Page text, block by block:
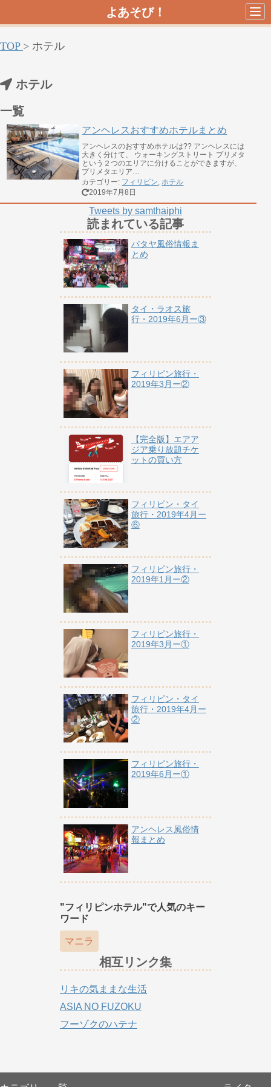
よあそび！
TOP > ホテル
ホテル
一覧
アンヘレスおすすめホテルまとめ
アンヘレスのおすすめホテルは?? アンヘレスには
大きく分けて、 ウォーキングストリート プリメタ
という２つのエリアに分けることができますが、
プリメタエリア…
カテゴリー: フィリピン,ホテル
2019年7月8日
Tweets by samthaiphi
読まれている記事
パタヤ風俗情報ま
とめ
タイ・ラオス旅
行・2019年6月ー③
フィリピン旅行・
2019年3月ー②
【完全版】エアア
ジア乗り放題チケ
ットの買い方
フィリピン・タイ
旅行・2019年4月ー
⑥
フィリピン旅行・
2019年1月ー②
フィリピン旅行・
2019年3月ー①
フィリピン・タイ
旅行・2019年4月ー
②
フィリピン旅行・
2019年6月ー①
アンヘレス風俗情
報まとめ
"フィリピンホテル"で人気のキー
ワード
マニラ
相互リンク集
リキの気ままな生活
ASIA NO FUZOKU
フーゾクのハテナ